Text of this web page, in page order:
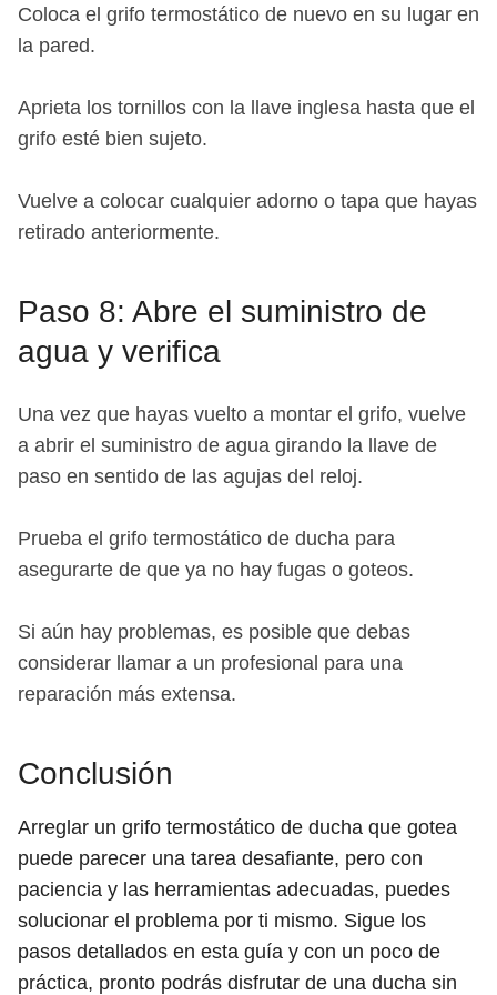
Coloca el grifo termostático de nuevo en su lugar en
la pared.
Aprieta los tornillos con la llave inglesa hasta que el
grifo esté bien sujeto.
Vuelve a colocar cualquier adorno o tapa que hayas
retirado anteriormente.
Paso 8: Abre el suministro de
agua y verifica
Una vez que hayas vuelto a montar el grifo, vuelve
a abrir el suministro de agua girando la llave de
paso en sentido de las agujas del reloj.
Prueba el grifo termostático de ducha para
asegurarte de que ya no hay fugas o goteos.
Si aún hay problemas, es posible que debas
considerar llamar a un profesional para una
reparación más extensa.
Conclusión
Arreglar un grifo termostático de ducha que gotea
puede parecer una tarea desafiante, pero con
paciencia y las herramientas adecuadas, puedes
solucionar el problema por ti mismo. Sigue los
pasos detallados en esta guía y con un poco de
práctica, pronto podrás disfrutar de una ducha sin